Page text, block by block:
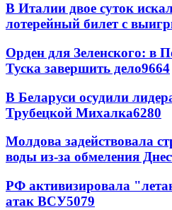
В Италии двое суток
лотерейный билет с
Орден для Зеленского: в
Туска завершить дело9664
В Беларуси осудили
Трубецкой Михалка6280
Молдова задействовала
воды из-за обмеления
РФ активизировала
атак ВСУ5079